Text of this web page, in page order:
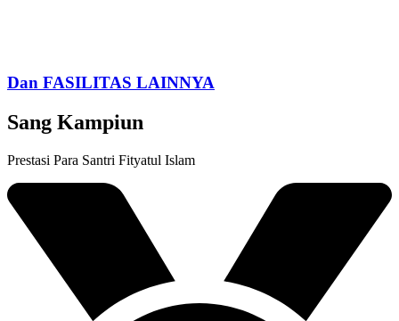
Dan FASILITAS LAINNYA
Sang Kampiun
Prestasi Para Santri Fityatul Islam